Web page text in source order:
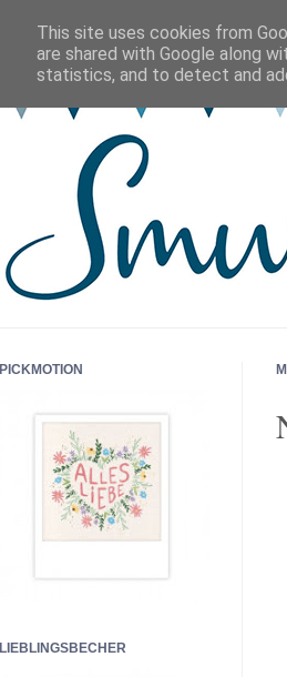
PICKMOTION
LIEBLINGSBECHER
This site uses cookies from
are shared with Google along
statistics, and to detect and